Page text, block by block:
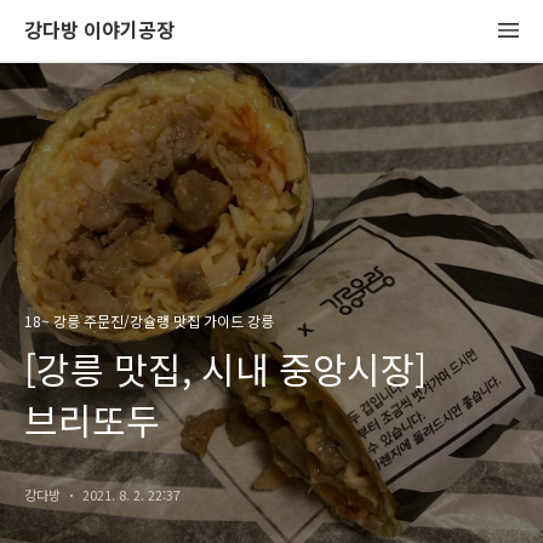
강다방 이야기공장
18~ 강릉 주문진/강슐랭 맛집 가이드 강릉
[강릉 맛집, 시내 중앙시장]
브리또두
강다방 2021. 8. 2. 22:37